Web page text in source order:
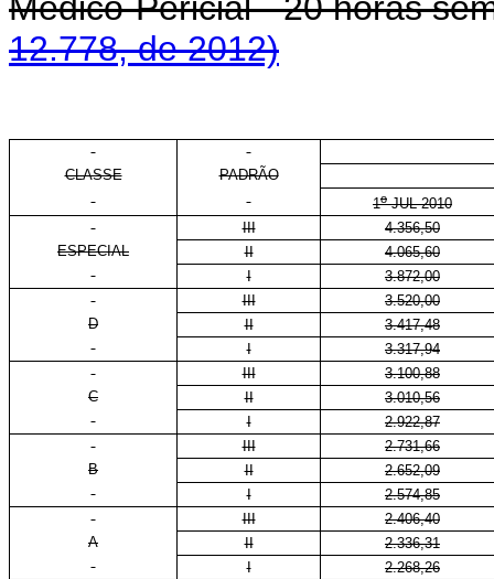
12.778, de 2012)
CLASSE
PADRÃO
1oJUL 2010
III
4.356,50
ESPECIAL
II
4.065,60
I
3.872,00
III
3.520,00
D
II
3.417,48
I
3.317,94
III
3.100,88
C
II
3.010,56
I
2.922,87
III
2.731,66
B
II
2.652,09
I
2.574,85
III
2.406,40
A
II
2.336,31
I
2.268,26